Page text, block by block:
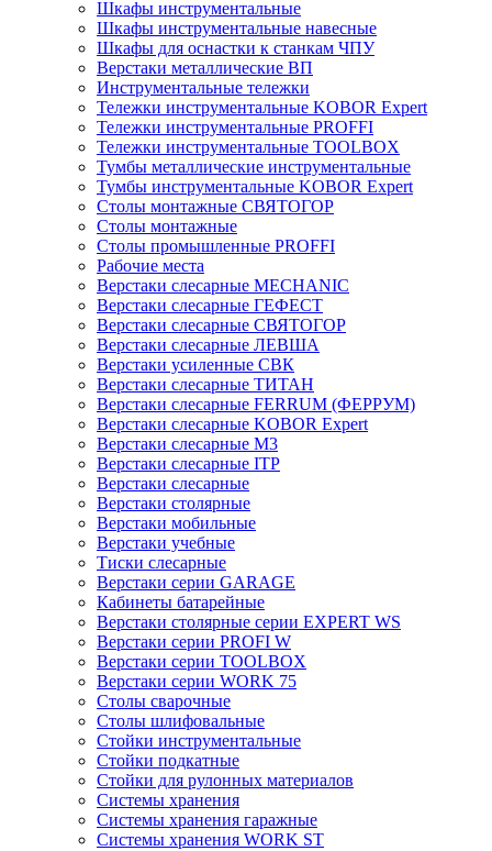
Шкафы инструментальные
Шкафы инструментальные навесные
Шкафы для оснастки к станкам ЧПУ
Верстаки металлические ВП
Инструментальные тележки
Тележки инструментальные KOBOR Expert
Тележки инструментальные PROFFI
Тележки инструментальные TOOLBOX
Тумбы металлические инструментальные
Тумбы инструментальные KOBOR Expert
Столы монтажные СВЯТОГОР
Столы монтажные
Столы промышленные PROFFI
Рабочие места
Верстаки слесарные MECHANIC
Верстаки слесарные ГЕФЕСТ
Верстаки слесарные СВЯТОГОР
Верстаки слесарные ЛЕВША
Верстаки усиленные СВК
Верстаки слесарные ТИТАН
Верстаки слесарные FERRUM (ФЕРРУМ)
Верстаки слесарные KOBOR Expert
Верстаки слесарные М3
Верстаки слесарные ITP
Верстаки слесарные
Верстаки столярные
Верстаки мобильные
Верстаки учебные
Тиски слесарные
Верстаки серии GARAGE
Кабинеты батарейные
Верстаки столярные серии EXPERT WS
Верстаки серии PROFI W
Верстаки серии TOOLBOX
Верстаки серии WORK 75
Столы сварочные
Столы шлифовальные
Стойки инструментальные
Стойки подкатные
Стойки для рулонных материалов
Системы хранения
Системы хранения гаражные
Системы хранения WORK ST